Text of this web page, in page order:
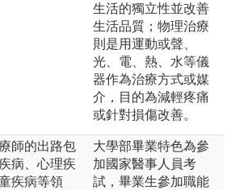
生活的獨立性並改善
生活品質；物理治療
則是用運動或聲、
光、電、熱、水等儀
器作為治療方式或媒
介，目的為減輕疼痛
或針對損傷改善。
師的出路包
病、心理疾
疾病等領
大學部畢業特色為參
加國家醫事人員考
試，畢業生參加職能